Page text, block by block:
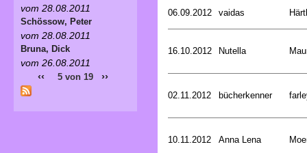
06.09.2012 vaidas
16.10.2012 Nutella
02.11.2012 bücherkenner
10.11.2012 Anna Lena
vom 28.08.2011
Schössow, Peter
vom 28.08.2011
Bruna, Dick
vom 26.08.2011
‹‹ 5 von 19 ››